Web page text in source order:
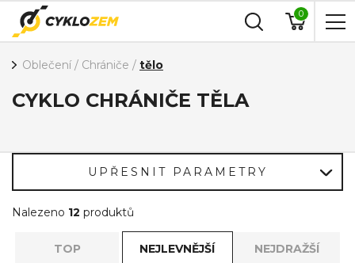
0
Oblečení / Chrániče / tělo
CYKLO CHRÁNIČE TĚLA
UPŘESNIT PARAMETRY
Nalezeno 12 produktů
TOP NEJLEVNĚJŠÍ NEJDRAŽŠÍ